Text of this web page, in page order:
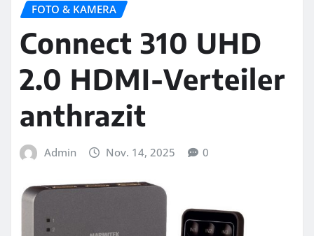
FOTO & KAMERA
Connect 310 UHD
2.0 HDMI-Verteiler
anthrazit
Admin Nov. 14, 2025 0